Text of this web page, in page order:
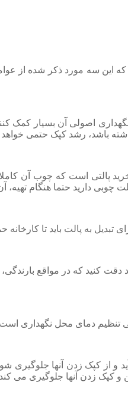
این سه مورد ذکر شده از
نگهداری اصولی آن بسیار
باشد، رشد کپک حتمی
خرید پالتی است که چوب
چوبی دارید حتما هنگام
به پالت باید تا
دقت کنید که در مواقع
تنظیم دمای محل نگهداری
و از کپک زدن آنها جلوگیری
و کپک زدن آنها جلوگیری می